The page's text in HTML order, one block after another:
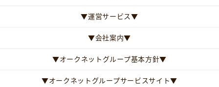
▼運営サービス▼
▼会社案内▼
▼オークネットグループ基本方針▼
▼オークネットグループサービスサイト▼